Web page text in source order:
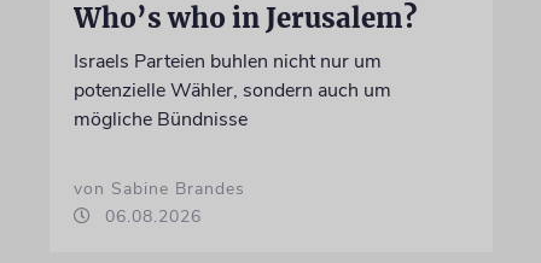
Who’s who in Jerusalem?
Israels Parteien buhlen nicht nur um
potenzielle Wähler, sondern auch um
mögliche Bündnisse
von Sabine Brandes
06.08.2026